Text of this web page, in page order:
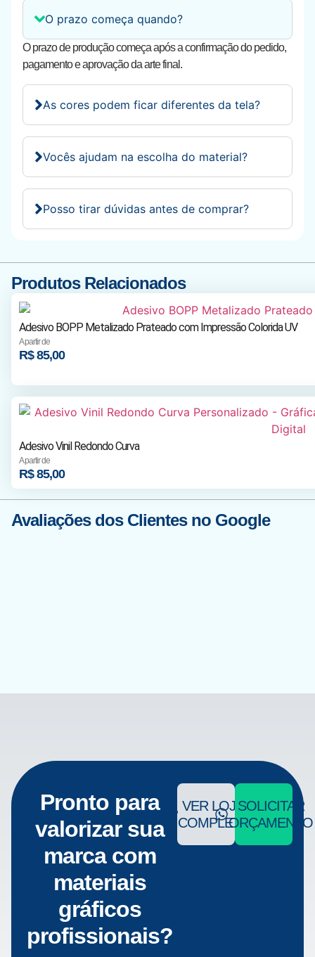
O prazo começa quando?
O prazo de produção começa após a confirmação do pedido,
pagamento e aprovação da arte final.
As cores podem ficar diferentes da tela?
Vocês ajudam na escolha do material?
Posso tirar dúvidas antes de comprar?
Produtos Relacionados
Adesivo BOPP Metalizado Prateado com Impressão Colorida UV
A partir de
R$85,00
Adesivo Vinil Redondo Curva
A partir de
R$85,00
Avaliações dos Clientes no Google
Pronto para
valorizar sua
marca com
materiais
gráficos
profissionais?
VER LOJA
COMPLETA
SOLICITAR
ORÇAMENTO